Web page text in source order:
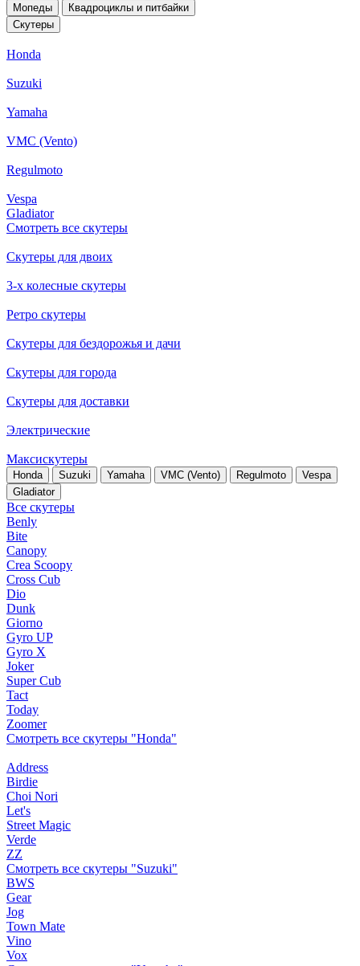
Мопеды
Квадроциклы и питбайки
Скутеры
Honda
Suzuki
Yamaha
VMC (Vento)
Regulmoto
Vespa
Gladiator
Смотреть все скутеры
Скутеры для двоих
3-х колесные скутеры
Ретро скутеры
Скутеры для бездорожья и дачи
Скутеры для города
Скутеры для доставки
Электрические
Максискутеры
Honda Suzuki Yamaha VMC (Vento) Regulmoto
Vespa
Gladiator
Все скутеры
Benly
Bite
Canopy
Crea Scoopy
Cross Cub
Dio
Dunk
Giorno
Gyro UP
Gyro X
Joker
Super Cub
Tact
Today
Zoomer
Смотреть все скутеры "Honda"
Address
Birdie
Choi Nori
Let's
Street Magic
Verde
ZZ
Смотреть все скутеры "Suzuki"
BWS
Gear
Jog
Town Mate
Vino
Vox